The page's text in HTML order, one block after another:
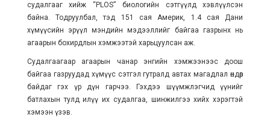
судалгааг хийж “PLOS” биологийн сэтгүүлд хэвлүүлсэн
байна. Тодруулбал, тэд 151 сая Америк, 1.4 сая Дани
хүмүүсийн эрүүл мэндийн мэдээллийг байгаа газрынх нь
агаарын бохирдлын хэмжээтэй харьцуулсан аж.
Судалгаагаар агаарын чанар энгийн хэмжээнээс доош
байгаа газруудад хүмүүс сэтгэл гутралд автах магадлал өндөр
байдаг гэх үр дүн гарчээ. Гэхдээ шүүмжлэгчид үүнийг
батлахын тулд илүү их судалгаа, шинжилгээ хийх хэрэгтэй
хэмээн үзэв.